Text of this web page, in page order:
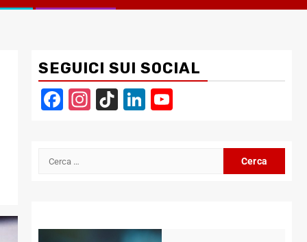
SEGUICI SUI SOCIAL
Facebook
Instagram
TikTokLinkedIn
Ricerca